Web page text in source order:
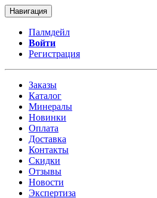
Навигация
Палмдейл
Войти
Регистрация
Заказы
Каталог
Минералы
Новинки
Оплата
Доставка
Контакты
Скидки
Отзывы
Новости
Экспертиза